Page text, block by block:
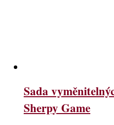
Sada
Sherpy Game